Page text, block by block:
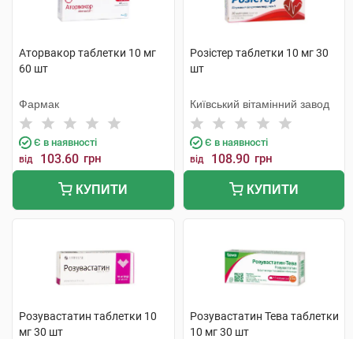
Аторвакор таблетки 10 мг
60 шт
Фармак
Є в наявності
від 103.60 грн
КУПИТИ
Розістер таблетки 10 мг 30
шт
Київський вітамінний завод
Є в наявності
від 108.90 грн
КУПИТИ
Розувастатин таблетки 10
мг 30 шт
Розувастатин Тева таблетки
10 мг 30 шт